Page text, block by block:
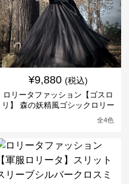
¥9,880 (税込)
ロリータファッション【ゴスロ
リ】 森の妖精風ゴシックロリー
全4色